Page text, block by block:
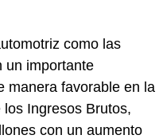
como las
un importante
manera favorable en la
Ingresos Brutos,
con un aumento